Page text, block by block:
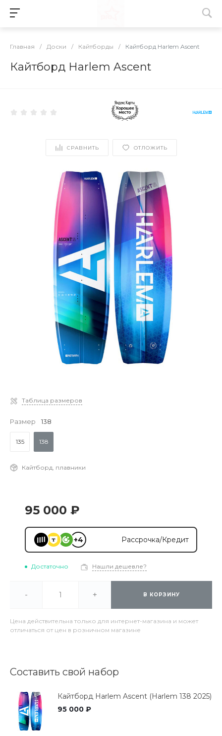
Главная / Доски / Кайтборды / Кайтборд Harlem Ascent
Кайтборд Harlem Ascent
СРАВНИТЬ ОТЛОЖИТЬ
Таблица размеров
Размер 138
135 138
Кайтборд, плавники
95 000 ₽
+4 Рассрочка/Кредит
Достаточно Нашли дешевле?
- + В КОРЗИНУ
Цена действительна только для интернет-магазина и может
отличаться от цен в розничном магазине
Составить свой набор
Кайтборд Harlem Ascent (Harlem 138 2025)
95 000 ₽